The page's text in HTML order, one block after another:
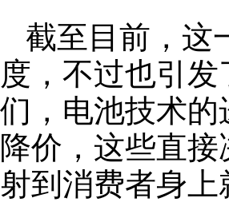
截至目前，这
度，不过也引
们，电池技术
降价，这些直
射到消费者身